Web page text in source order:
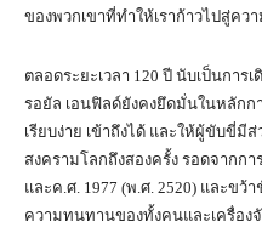
ของพวกเขาที่ทำให้เราก้าวไปสู่คว
ตลอดระยะเวลา 120 ปี นับเป็นกา
รอยัล เอนฟิลด์ยังคงยึดมั่นในหลักก
เรียบง่าย เข้าถึงได้ และให้ผู้ขับขี่
สงครามโลกถึงสองครั้ง รอดจากกา
และค.ศ. 1977 (พ.ศ. 2520) และข
ความทนทานของทั้งคนและเครื่อง